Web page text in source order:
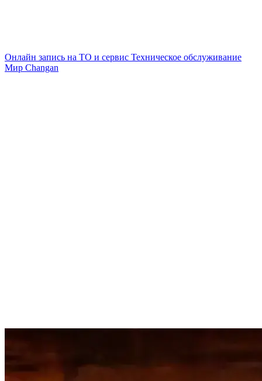
Онлайн запись на ТО и сервис Техническое обслуживание
Мир Changan